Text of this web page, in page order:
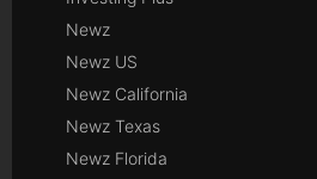
Newz
Newz US
Newz California
Newz Texas
Newz Florida